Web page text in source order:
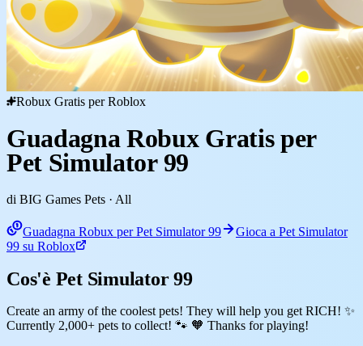
Robux Gratis per Roblox
Guadagna Robux Gratis per
Pet Simulator 99
di BIG Games Pets · All
Guadagna Robux per Pet Simulator 99
Gioca a Pet Simulator
99 su Roblox
Cos'è Pet Simulator 99
Create an army of the coolest pets! They will help you get RICH! ✨
Currently 2,000+ pets to collect! 🐾 🧡 Thanks for playing!